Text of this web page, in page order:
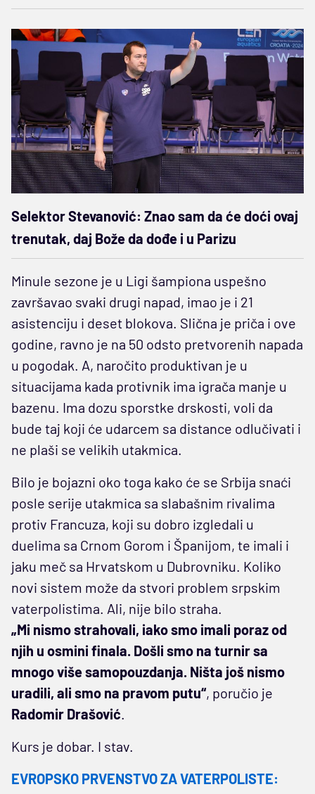
Selektor Stevanović: Znao sam da će doći ovaj
trenutak, daj Bože da dođe i u Parizu
Minule sezone je u Ligi šampiona uspešno
završavao svaki drugi napad, imao je i 21
asistenciju i deset blokova. Slična je priča i ove
godine, ravno je na 50 odsto pretvorenih napada
u pogodak. A, naročito produktivan je u
situacijama kada protivnik ima igrača manje u
bazenu. Ima dozu sporstke drskosti, voli da
bude taj koji će udarcem sa distance odlučivati i
ne plaši se velikih utakmica.
Bilo je bojazni oko toga kako će se Srbija snaći
posle serije utakmica sa slabašnim rivalima
protiv Francuza, koji su dobro izgledali u
duelima sa Crnom Gorom i Španijom, te imali i
jaku meč sa Hrvatskom u Dubrovniku. Koliko
novi sistem može da stvori problem srpskim
vaterpolistima. Ali, nije bilo straha.
„Mi nismo strahovali, iako smo imali poraz od
njih u osmini finala. Došli smo na turnir sa
mnogo više samopouzdanja. Ništa još nismo
uradili, ali smo na pravom putu“, poručio je
Radomir Drašović
Kurs je dobar. I stav.
EVROPSKO PRVENSTVO ZA VATERPOLISTE: